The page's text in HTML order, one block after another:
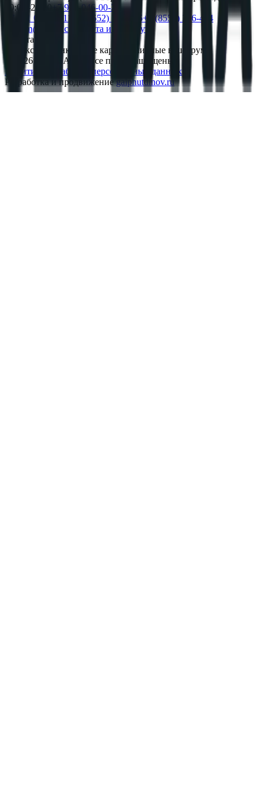
10:00–20:00
+7 952-046-00-22
+7 951 066-00-11
+7 (8552) 366-456+7 (8552) 366-414
gsvsem@gmail.com
Карта и маршрут
Оплата
Яндекс Pay
Банковские карты
Наличные в шоуруме
2026UZE BARA. Все права защищены.
Политика обработки персональных данных
Разработка и продвижение gaiphutdinov.ru